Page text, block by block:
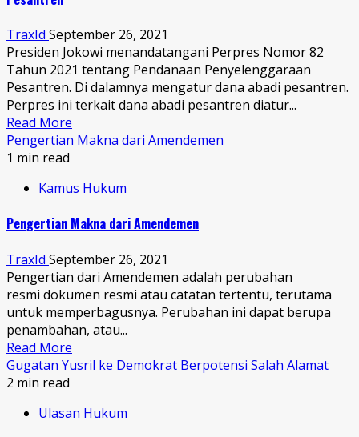
TraxId September 26, 2021
Presiden Jokowi menandatangani Perpres Nomor 82
Tahun 2021 tentang Pendanaan Penyelenggaraan
Pesantren. Di dalamnya mengatur dana abadi pesantren.
Perpres ini terkait dana abadi pesantren diatur...
Read More
Pengertian Makna dari Amendemen
1 min read
Kamus Hukum
Pengertian Makna dari Amendemen
TraxId September 26, 2021
Pengertian dari Amendemen adalah perubahan
resmi dokumen resmi atau catatan tertentu, terutama
untuk memperbagusnya. Perubahan ini dapat berupa
penambahan, atau...
Read More
Gugatan Yusril ke Demokrat Berpotensi Salah Alamat
2 min read
Ulasan Hukum